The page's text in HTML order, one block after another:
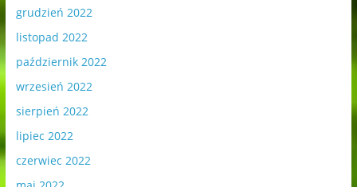
grudzień 2022
listopad 2022
październik 2022
wrzesień 2022
sierpień 2022
lipiec 2022
czerwiec 2022